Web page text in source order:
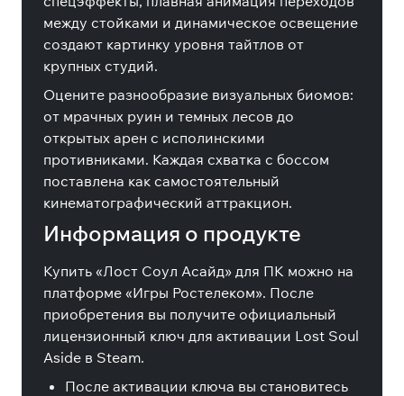
между стойками и динамическое освещение
создают картинку уровня тайтлов от
крупных студий.
Оцените разнообразие визуальных биомов:
от мрачных руин и темных лесов до
открытых арен с исполинскими
противниками. Каждая схватка с боссом
поставлена как самостоятельный
кинематографический аттракцион.
Информация о продукте
Купить «Лост Соул Асайд» для ПК можно на
платформе «Игры Ростелеком». После
приобретения вы получите официальный
лицензионный ключ для активации Lost Soul
Aside в Steam.
После активации ключа вы становитесь